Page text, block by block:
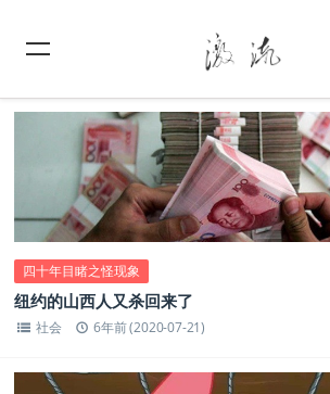
四十年目睹之怪现象
纽约的山西人又杀回来了
社会 6年前 (2020-07-21)